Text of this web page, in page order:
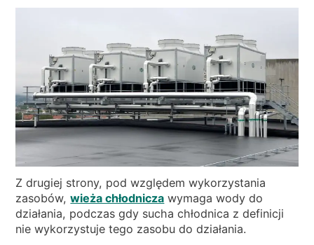
Z drugiej strony, pod względem wykorzystania
zasobów,wieża chłodnicza wymaga wody do
działania, podczas gdy sucha chłodnica z definicji
nie wykorzystuje tego zasobu do działania.